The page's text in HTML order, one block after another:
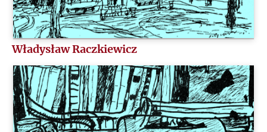
V
Z
Ż
Władysław Raczkiewicz